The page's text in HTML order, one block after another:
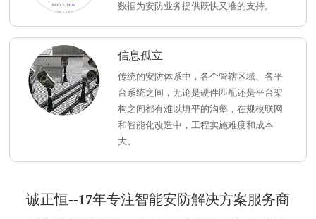
数据为安防业务提供既快又准的支持。
信息孤立
传统的安防体系中，各个管辖区域、各平
台系统之间，无论是硬件匹配还是平台架
构之间都有难以填平的沟壑，在规模联网
和智能化改造中，工程实施难度和成本
大。
诚正恒--17年专注智能安防解决方案服务商